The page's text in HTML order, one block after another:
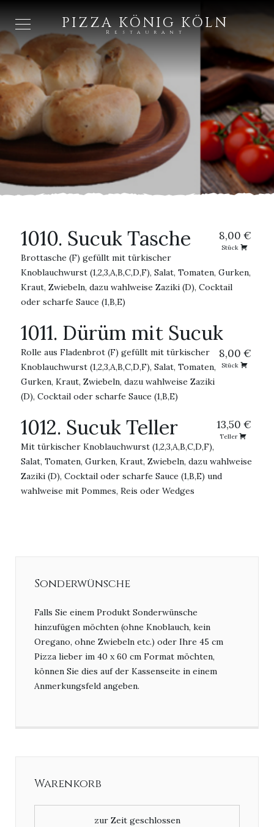
PIZZA KÖNIG KÖLN
Restaurant
1010. Sucuk Tasche 8,00 €
Stück
Brottasche (F) gefüllt mit türkischer
Knoblauchwurst (1,2,3,A,B,C,D,F), Salat, Tomaten, Gurken,
Kraut, Zwiebeln, dazu wahlweise Zaziki (D), Cocktail
oder scharfe Sauce (1,B,E)
1011. Dürüm mit Sucuk
8,00 €
Stück
Rolle aus Fladenbrot (F) gefüllt mit türkischer
Knoblauchwurst (1,2,3,A,B,C,D,F), Salat, Tomaten,
Gurken, Kraut, Zwiebeln, dazu wahlweise Zaziki
(D), Cocktail oder scharfe Sauce (1,B,E)
1012. Sucuk Teller 13,50 €
Teller
Mit türkischer Knoblauchwurst (1,2,3,A,B,C,D,F),
Salat, Tomaten, Gurken, Kraut, Zwiebeln, dazu wahlweise
Zaziki (D), Cocktail oder scharfe Sauce (1,B,E) und
wahlweise mit Pommes, Reis oder Wedges
Sonderwünsche
Falls Sie einem Produkt Sonderwünsche
hinzufügen möchten (ohne Knoblauch, kein
Oregano, ohne Zwiebeln etc.) oder Ihre 45 cm
Pizza lieber im 40 x 60 cm Format möchten,
können Sie dies auf der Kassenseite in einem
Anmerkungsfeld angeben.
Warenkorb
zur Zeit geschlossen